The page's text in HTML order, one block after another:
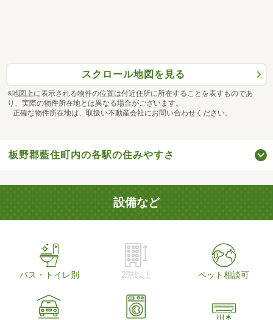
スクロール地図を見る
※地図上に表示される物件の位置は付近住所に所在することを表すものであ
り、実際の物件所在地とは異なる場合がございます。
正確な物件所在地は、取扱い不動産会社にお問い合わせください。
板野郡藍住町内の各駅の住みやすさ
設備など
バス・トイレ別 2階以上 ペット相談可